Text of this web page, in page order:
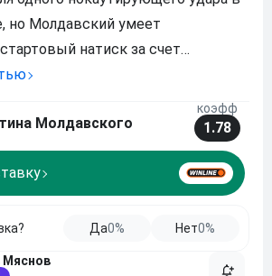
но Молдавский умеет
натиск за счет
в клинче и своевременных
и контролем в партере,
оп
Молдавского
коэфф
1.78
Да0% Нет0%
Мяснов